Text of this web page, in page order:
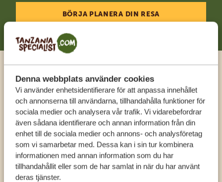
Denna webbplats använder cookies
Vi använder enhetsidentifierare för att anpassa innehållet
och annonserna till användarna, tillhandahålla funktioner för
sociala medier och analysera vår trafik. Vi vidarebefordrar
även sådana identifierare och annan information från din
enhet till de sociala medier och annons- och analysföretag
som vi samarbetar med. Dessa kan i sin tur kombinera
informationen med annan information som du har
tillhandahållit eller som de har samlat in när du har använt
deras tjänster.
BÖRJA PLANERA DIN RESA
Ring en expert
FÅ PERSONLIG RÅDGIVNING FRÅN VÅRA
EXPERTER
SV:+31 174 788 108